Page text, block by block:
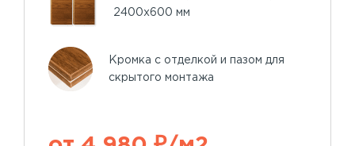
2400х600 мм
Кромка с отделкой и пазом для
скрытого монтажа